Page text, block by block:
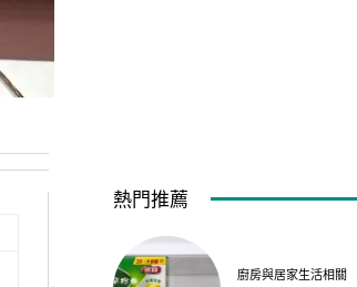
熱門推薦
廚房與居家生活相關